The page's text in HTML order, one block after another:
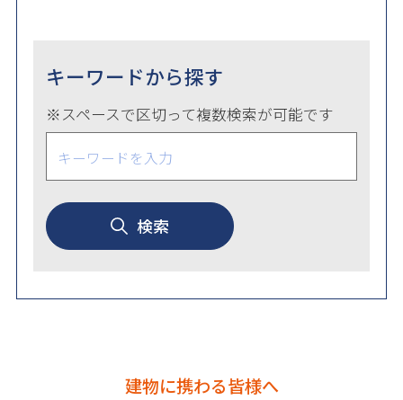
キーワードから探す
※スペースで区切って複数検索が可能です
検索
建物に携わる皆様へ